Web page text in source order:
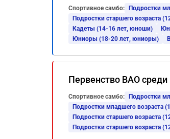
Спортивное самбо:
Подростки
Подростки старшего возраста
Кадеты (14-16 лет, юноши)
Юниоры (18-20 лет, юниоры)
Первенство ВАО
Спортивное самбо:
Подростки
Подростки младшего возраста
Подростки старшего возраста
Подростки старшего возраста